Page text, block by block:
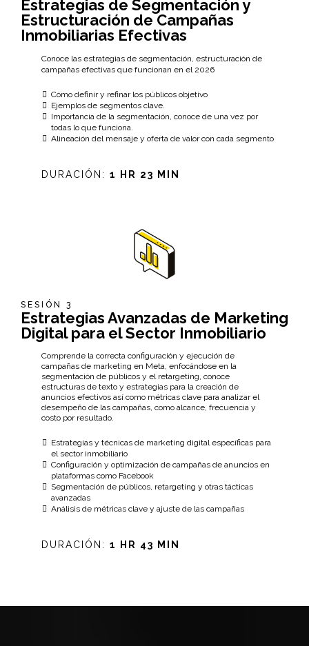
Estrategias de Segmentación y
Estructuración de Campañas
Inmobiliarias Efectivas
Conoce las estrategias de segmentación, estructuración de
campañas efectivas que funcionan en el 2026
Cómo definir y refinar los públicos objetivo
Ejemplos de segmentos clave.
Importancia de la segmentación, conoce de una vez por
todas lo que funciona.
Alineación del mensaje y oferta de valor con cada segmento
DURACIÓN: 1 HR 23 MIN
SESIÓN 3
Estrategias Avanzadas de Marketing
Digital para el Sector Inmobiliario
Comprende la correcta configuración y ejecución de
campañas de marketing en Meta, enfocándose en la
segmentación de públicos y el retargeting, conoce
estructuras de texto y estrategias para la creación de
anuncios efectivos así como métricas clave para analizar el
desempeño de las campañas, como alcance, frecuencia y
costo por resultado.
Estrategias y técnicas de marketing digital específicas para
el sector inmobiliario
Configuración y optimización de campañas de anuncios en
plataformas como Facebook
Segmentación de públicos, retargeting y otras tácticas
avanzadas
Análisis de métricas clave y ajuste de las campañas
DURACIÓN: 1 HR 43 MIN